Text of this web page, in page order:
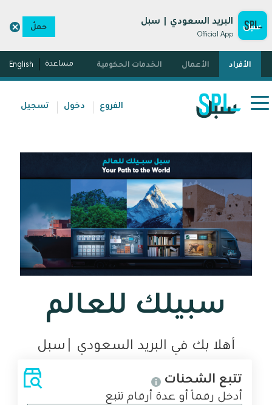
الأفراد الأعمال الخدمات الحكومية مساعدة English
الفروع دخول تسجيل
سبيلك للعالم
أهلا بك في البريد السعودي |سبل
تتبع الشحنات
أدخل رقمًا أو عدة أرقام تتبع
البريد السعودي | سبل
Official App
حمّل